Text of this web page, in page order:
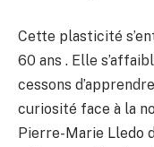
Cette plasticité
60 ans . Elle
cessons
curiosité face à la
Pierre-Marie Lledo